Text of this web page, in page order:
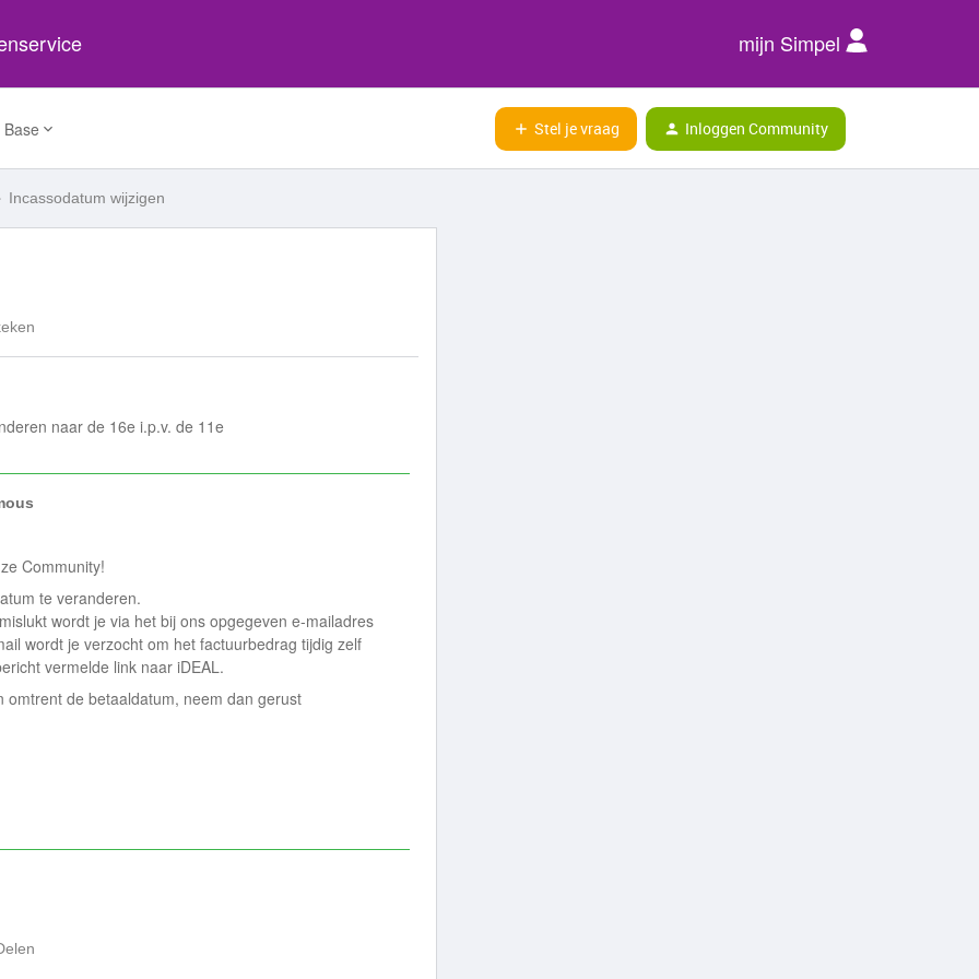
mijn Simpel
Stel je vraag Inloggen Community
Incassodatum wijzigen
naar de 16e i.p.v. de 11e
Community!
te veranderen.
wordt je via het bij ons opgegeven e-mailadres
wordt je verzocht om het factuurbedrag tijdig zelf
vermelde link naar iDEAL.
de betaaldatum, neem dan gerust